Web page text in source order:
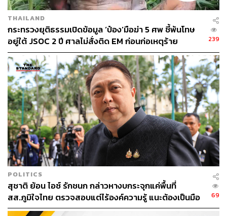
THAILAND
กระทรวงยุติธรรมเปิดข้อมูล ‘ป๋อง’มือฆ่า 5 ศพ ชี้พ้นโทษ
อยู่ใต้ JSOC 2 ปี ศาลไม่สั่งติด EM ก่อนก่อเหตุร้าย
239
POLITICS
สุชาติ ย้อน ไอซ์ รักชนก กล่าวหางบกระจุกแค่พื้นที่
สส.ภูมิใจไทย ตรวจสอบแต่ไร้องค์ความรู้ แนะต้องเป็นมือ
อาชีพกว่านี้
69